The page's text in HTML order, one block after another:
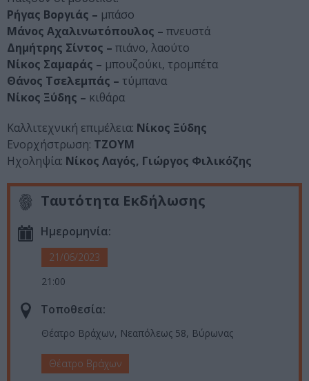
Ρήγας Βοργιάς – μπάσο
Μάνος Αχαλινωτόπουλος – πνευστά
Δημήτρης Σίντος – πιάνο, λαούτο
Νίκος Σαμαράς – μπουζούκι, τρομπέτα
Θάνος Τσελεμπάς – τύμπανα
Νίκος Ξύδης – κιθάρα
Καλλιτεχνική επιμέλεια: Νίκος Ξύδης
Ενορχήστρωση: ΤΖΟΥΜ
Ηχοληψία: Νίκος Λαγός, Γιώργος Φιλικόζης
Ταυτότητα Εκδήλωσης
Ημερομηνία:
21/06/2023
21:00
Τοποθεσία:
Θέατρο Βράχων, Νεαπόλεως 58, Βύρωνας
Θέατρο Βράχων